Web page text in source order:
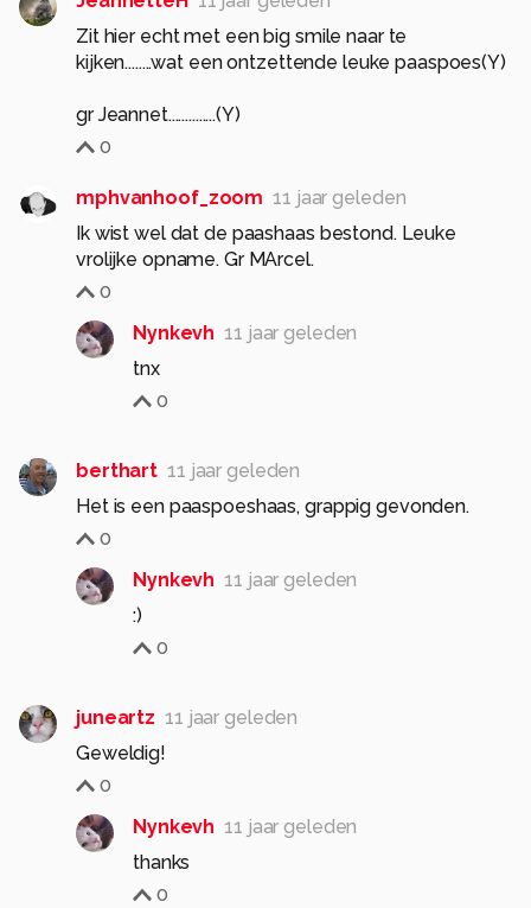
Zit hier echt met een big smile naar te
kijken........wat een ontzettende leuke paaspoes(Y)
gr Jeannet..............(Y)
0
mphvanhoof_zoom 11 jaar geleden
Ik wist wel dat de paashaas bestond. Leuke
vrolijke opname. Gr MArcel.
0
Nynkevh 11 jaar geleden
tnx
0
berthart 11 jaar geleden
Het is een paaspoeshaas, grappig gevonden.
0
Nynkevh 11 jaar geleden
:)
0
juneartz 11 jaar geleden
Geweldig!
0
Nynkevh 11 jaar geleden
thanks
0